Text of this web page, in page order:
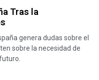
Tras la
genera dudas sobre el
sobre la necesidad de